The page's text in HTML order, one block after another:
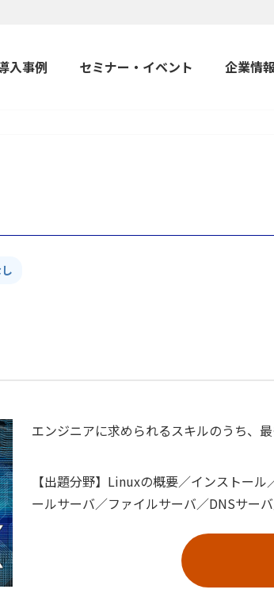
入事例 セミナー・イベント 企業情
エンジニアに求められるスキルのうち、
【出題分野】Linuxの概要／インストー
ールサーバ／ファイルサーバ／DNSサー